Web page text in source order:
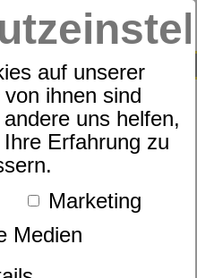
auf unserer
ihnen sind
uns helfen,
Erfahrung zu
Marketing
Medien
SUCHE
0
Vision M2